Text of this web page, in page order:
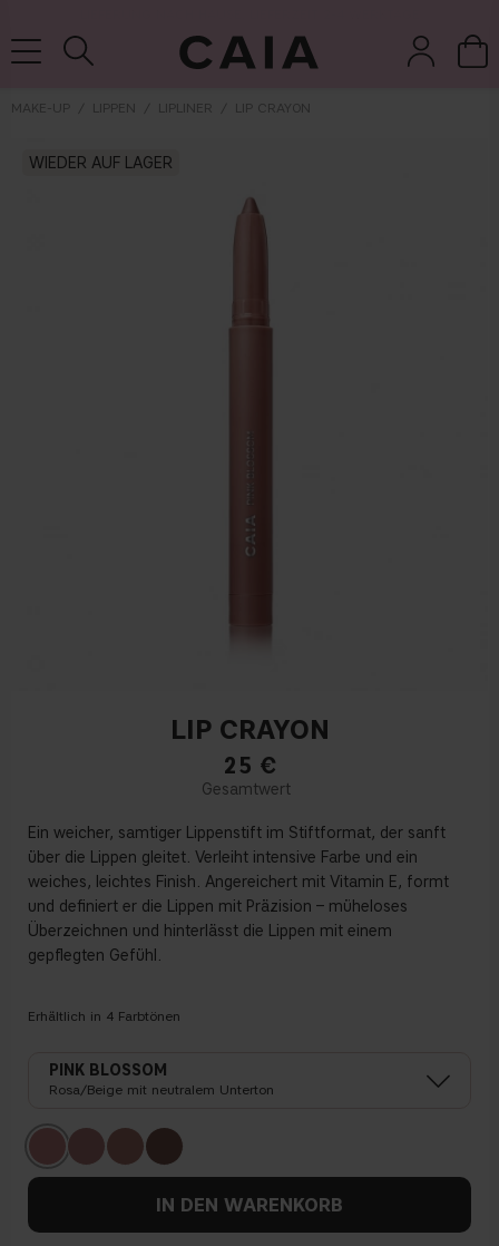
MAKE-UP LIPPEN LIPLINER LIP CRAYON
WIEDER AUF LAGER
LIP CRAYON
25 €
Ein weicher, samtiger Lippenstift im Stiftformat, der sanft
über die Lippen gleitet. Verleiht intensive Farbe und ein
weiches, leichtes Finish. Angereichert mit Vitamin E, formt
und definiert er die Lippen mit Präzision – müheloses
Überzeichnen und hinterlässt die Lippen mit einem
gepflegten Gefühl.
Erhältlich in 4 Farbtönen
PINK BLOSSOM
Rosa/Beige mit neutralem Unterton
IN DEN WARENKORB